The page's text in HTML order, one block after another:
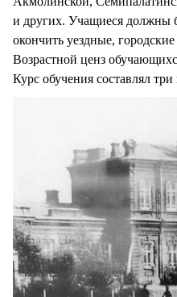
и других. Учащиеся должны
окончить уездные,
Возрастной ценз
Курс обучения составлял три